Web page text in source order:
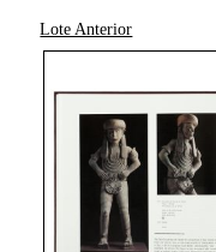
Lote Anterior